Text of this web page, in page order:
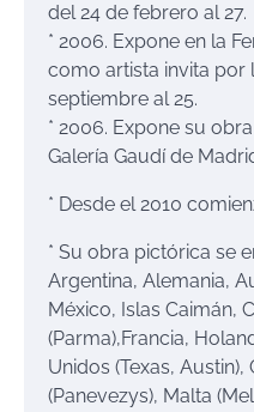
del 24 de febrero al 27.
* 2006. Expone en la
como artista invita por
septiembre al 25.
* 2006. Expone su
Galería Gaudí de
* Desde el2010
* Su obra pictórica se
Argentina, Alemania,
México, Islas Caimán,
(Parma),Francia,
Unidos (Texas, Austin),
(Panevezys), Malta